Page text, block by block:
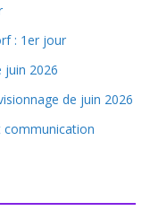
: 1er jour
juin 2026
de juin 2026
communication